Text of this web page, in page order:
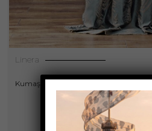
Linera
Kumaşlar